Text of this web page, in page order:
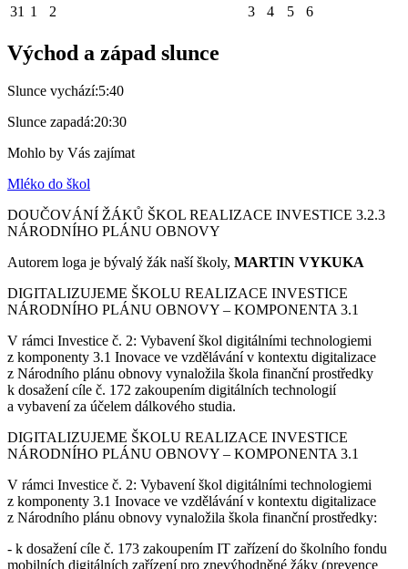
31 1 2 3 4 5 6
Východ a západ slunce
Slunce vychází:5:40
Slunce zapadá:20:30
Mohlo by Vás zajímat
Mléko do škol
DOUČOVÁNÍ ŽÁKŮ ŠKOL REALIZACE INVESTICE 3.2.3
NÁRODNÍHO PLÁNU OBNOVY
Autorem loga je bývalý žák naší školy, MARTIN VYKUKA
DIGITALIZUJEME ŠKOLU REALIZACE INVESTICE
NÁRODNÍHO PLÁNU OBNOVY – KOMPONENTA 3.1
V rámci Investice č. 2: Vybavení škol digitálními technologiemi
z komponenty 3.1 Inovace ve vzdělávání v kontextu digitalizace
z Národního plánu obnovy vynaložila škola finanční prostředky
k dosažení cíle č. 172 zakoupením digitálních technologií
a vybavení za účelem dálkového studia.
DIGITALIZUJEME ŠKOLU REALIZACE INVESTICE
NÁRODNÍHO PLÁNU OBNOVY – KOMPONENTA 3.1
V rámci Investice č. 2: Vybavení škol digitálními technologiemi
z komponenty 3.1 Inovace ve vzdělávání v kontextu digitalizace
z Národního plánu obnovy vynaložila škola finanční prostředky:
- k dosažení cíle č. 173 zakoupením IT zařízení do školního fondu
mobilních digitálních zařízení pro znevýhodněné žáky (prevence